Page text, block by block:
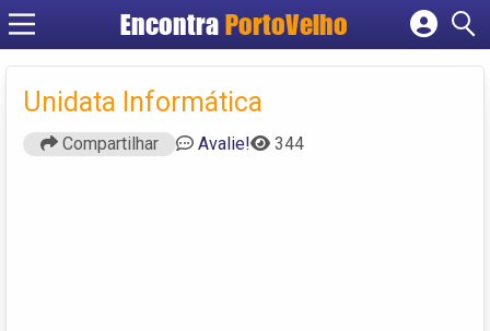
EncontraPortoVelho
Cadastrar empresa
Criar conta
Unidata Informática
Compartilhar Avalie! 344